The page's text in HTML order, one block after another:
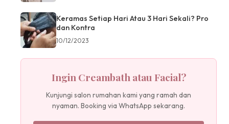
Keramas Setiap Hari Atau 3 Hari Sekali? Pro
dan Kontra
10/12/2023
Ingin Creambath atau Facial?
Kunjungi salon rumahan kami yang ramah dan
nyaman. Booking via WhatsApp sekarang.